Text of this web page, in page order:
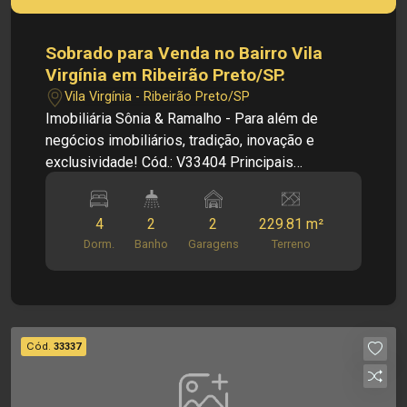
Sobrado para Venda no Bairro Vila
Virgínia em Ribeirão Preto/SP.
Vila Virgínia - Ribeirão Preto/SP
Imobiliária Sônia & Ramalho - Para além de
negócios imobiliários, tradição, inovação e
exclusividade! Cód.: V33404 Principais
- Cozinha - 01 Banheiro social - 02 Dormitórios -
Área de serviço - 02 Vagas de garagem - Piso
superior - 02 Dormitórios - 01 Banheiro social
Dimensões: - 229,81m² de Terreno - 236,83m² de
alterar qualquer informação referente aos
valores, dados e disponibilidade de meus
imóveis, sem aviso prévio.
4
Dorm.
2
Banho
2
Garagens
229.81 m²
Terreno
Cód. 33337